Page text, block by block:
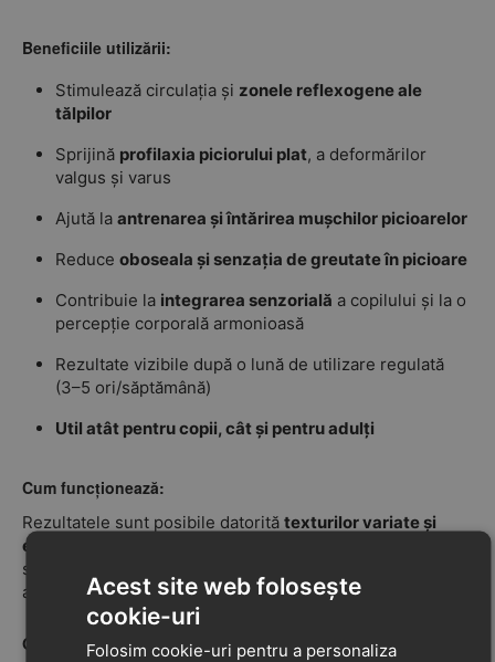
Beneficiile utilizării:
Stimulează circulația și zonele reflexogene ale
tălpilor
Sprijină profilaxia piciorului plat, a deformărilor
valgus și varus
Ajută la antrenarea și întărirea mușchilor picioarelor
Reduce oboseala și senzația de greutate în picioare
Contribuie la integrarea senzorială a copilului și la o
percepție corporală armonioasă
Rezultate vizibile după o lună de utilizare regulată
(3–5 ori/săptămână)
Util atât pentru copii, cât și pentru adulți
Cum funcționează:
Rezultatele sunt posibile datorită texturilor variate și
elementelor proeminente
stimulează mușchii și circulația sanguină și acționează
asupra punctelor reflexogene.
Grad de duritate:
Acest site web folosește
cookie-uri
Folosim cookie-uri pentru a personaliza